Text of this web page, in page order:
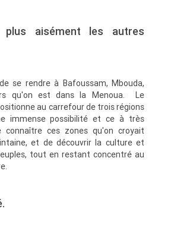
plus aisément les autres
se rendre à Bafoussam, Mbouda,
qu'on est dans la Menoua. Le
au carrefour de trois régions
immense possibilité et ce à très
connaître ces zones qu'on croyait
et de découvrir la culture et
tout en restant concentré au